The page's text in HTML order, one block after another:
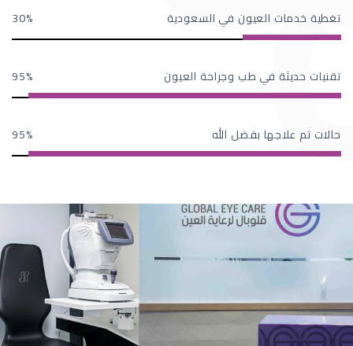
تغطية خدمات العيون في السعودية 30
تقنيات حديثة في طب وجراحة العيون 95
حالات تم علاجها بفضل الله 95